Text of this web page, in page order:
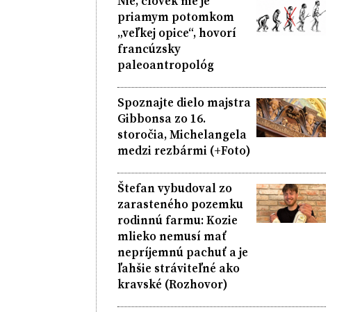
priamym potomkom
„veľkej opice“, hovorí
francúzsky
paleoantropológ
Spoznajte dielo majstra
Gibbonsa zo 16.
storočia, Michelangela
medzi rezbármi (+Foto)
Štefan vybudoval zo
zarasteného pozemku
rodinnú farmu: Kozie
mlieko nemusí mať
nepríjemnú pachuť a je
ľahšie stráviteľné ako
kravské (Rozhovor)